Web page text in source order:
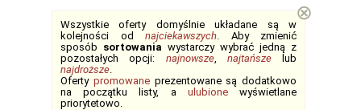
Wszystkie oferty domyślnie układane są w
kolejności od najciekawszych. Aby zmienić
sposób sortowania wystarczy wybrać jedną z
pozostałych opcji: najnowsze, najtańszelub
najdroższe.
Oferty promowaneprezentowane są dodatkowo
na początku listy, a ulubionewyświetlane
priorytetowo.
⊗